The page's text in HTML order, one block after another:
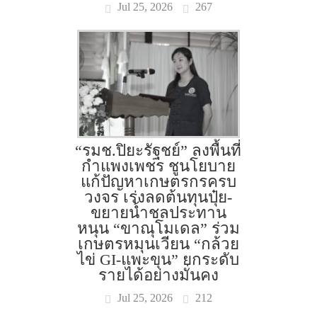
Jul 25, 2026 267
“รมช.ปิยะรัฐชย์” ลงพื้นที่
กำแพงเพชร ชูนโยบาย
แก้ปัญหาเกษตรกรครบ
วงจร เร่งลดต้นทุนปุ๋ย-
ขยายน้ำชลประทาน
หนุน “ขาณุโมเดล” ร่วม
เกษตรหมุนเวียน “กล้วย
ไข่ GI-แพะขุน” ยกระดับ
รายได้อย่างมั่นคง
Jul 25, 2026 212